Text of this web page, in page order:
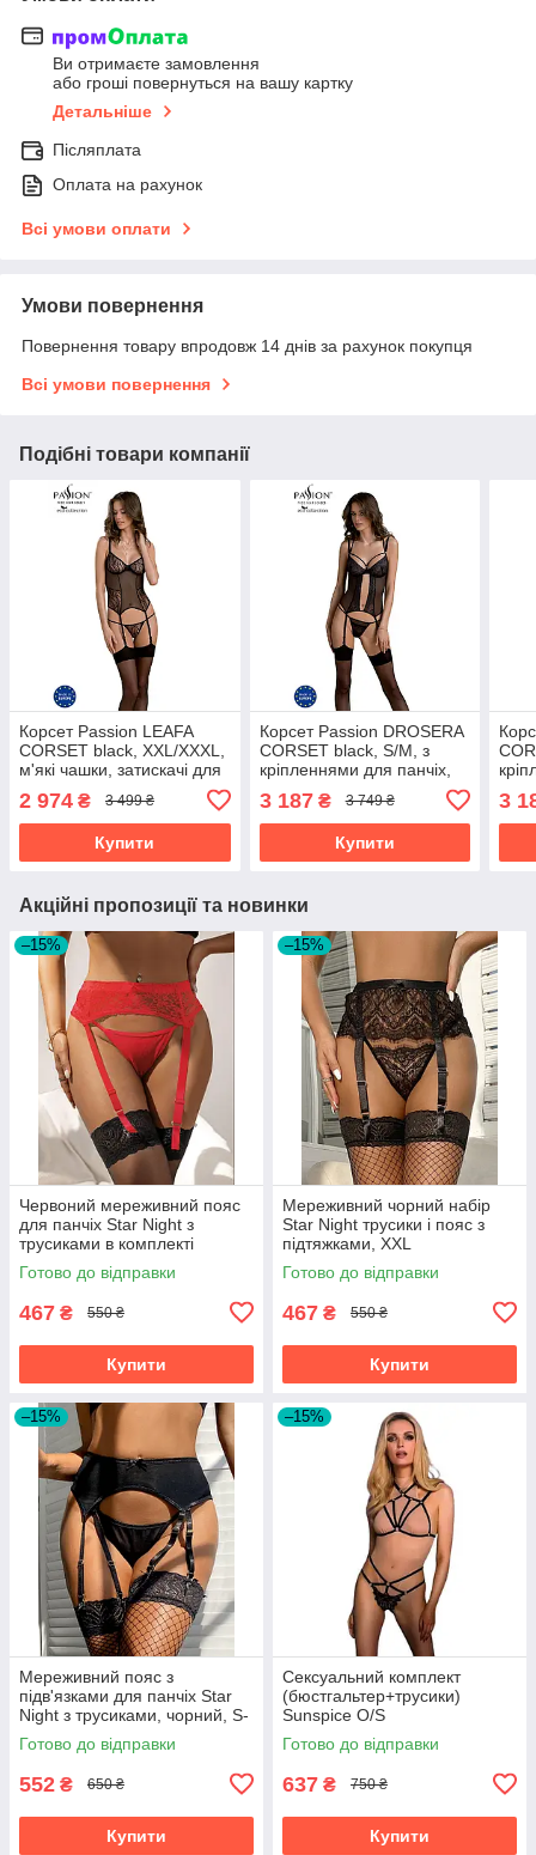
Ви отримаєте замовлення
або гроші повернуться на вашу картку
Детальніше
Післяплата
Оплата на рахунок
Всі умови оплати
Умови повернення
Повернення товару впродовж 14 днів за рахунок покупця
Всі умови повернення
Подібні товари компанії
Корсет Passion LEAFA
CORSET black, XXL/XXXL,
м'які чашки, затискачі для
панчіх, стрінги в комплекті
2 974 ₴ 3 499 ₴
Купити
Корсет Passion DROSERA
CORSET black, S/M, з
кріпленнями для панчіх,
3 187₴ 3 749 ₴
Купити
3
Акційні пропозиції та новинки
–15%
Червоний мереживний пояс
для панчіх Star Night з
трусиками в комплекті
Готово до відправки
467 ₴ 550 ₴
Купити
–15%
Мереживний чорний набір
Star Night трусики і пояс з
підтяжками, XXL
Готово до відправки
467 ₴ 550 ₴
Купити
–15%
Мереживний пояс з
підв'язками для панчіх Star
Night з трусиками, чорний, S-
M
Готово до відправки
552 ₴ 650 ₴
Купити
–15%
Сексуальний комплект
(бюстгальтер+трусики)
Sunspice O/S
Готово до відправки
637 ₴ 750 ₴
Купити